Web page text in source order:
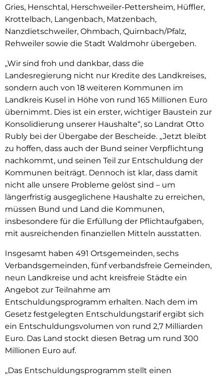
Gries, Henschtal, Herschweiler-Pettersheim, Hüffler,
Krottelbach, Langenbach, Matzenbach,
Nanzdietschweiler, Ohmbach, Quirnbach/Pfalz,
Rehweiler sowie die Stadt Waldmohr übergeben.
„Wir sind froh und dankbar, dass die
Landesregierung nicht nur Kredite des Landkreises,
sondern auch von 18 weiteren Kommunen im
Landkreis Kusel in Höhe von rund 165 Millionen Euro
übernimmt. Dies ist ein erster, wichtiger Baustein zur
Konsolidierung unserer Haushalte“, so Landrat Otto
Rubly bei der Übergabe der Bescheide. „Jetzt bleibt
zu hoffen, dass auch der Bund seiner Verpflichtung
nachkommt, und seinen Teil zur Entschuldung der
Kommunen beiträgt. Dennoch ist klar, dass damit
nicht alle unsere Probleme gelöst sind – um
längerfristig ausgeglichene Haushalte zu erreichen,
müssen Bund und Land die Kommunen,
insbesondere für die Erfüllung der Pflichtaufgaben,
mit ausreichenden finanziellen Mitteln ausstatten.
Insgesamt haben 491 Ortsgemeinden, sechs
Verbandsgemeinden, fünf verbandsfreie Gemeinden,
neun Landkreise und acht kreisfreie Städte ein
Angebot zur Teilnahme am
Entschuldungsprogramm erhalten. Nach dem im
Gesetz festgelegten Entschuldungstarif ergibt sich
ein Entschuldungsvolumen von rund 2,7 Milliarden
Euro. Das Land stockt diesen Betrag um rund 300
Millionen Euro auf.
„Das Entschuldungsprogramm stellt einen